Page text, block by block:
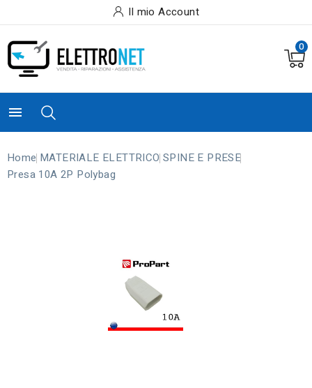
Il mio Account
0

Home MATERIALE ELETTRICO SPINE E PRESE
Presa 10A 2P Polybag